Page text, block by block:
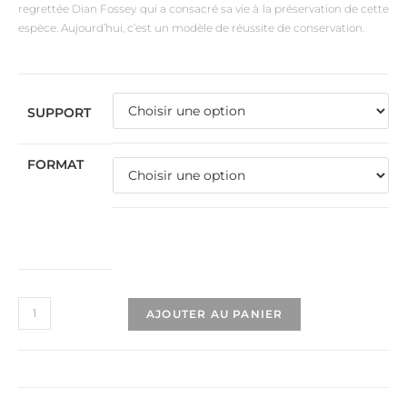
regrettée Dian Fossey qui a consacré sa vie à la préservation de cette
espèce. Aujourd’hui, c’est un modèle de réussite de conservation.
SUPPORT
FORMAT
AJOUTER AU PANIER